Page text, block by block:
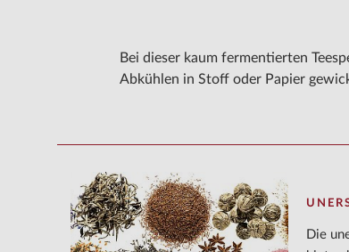
Bei dieser kaum fermentierten
Abkühlen in Stoff oder Papier
Die